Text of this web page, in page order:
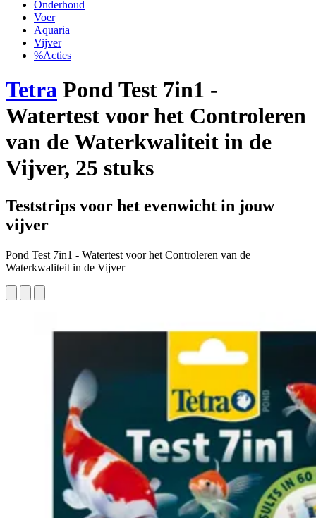
Onderhoud
Voer
Aquaria
Vijver
%Acties
Tetra Pond Test 7in1 -
Watertest voor het Controleren
van de Waterkwaliteit in de
Vijver, 25 stuks
Teststrips voor het evenwicht in jouw
vijver
Pond Test 7in1 - Watertest voor het Controleren van de
Waterkwaliteit in de Vijver